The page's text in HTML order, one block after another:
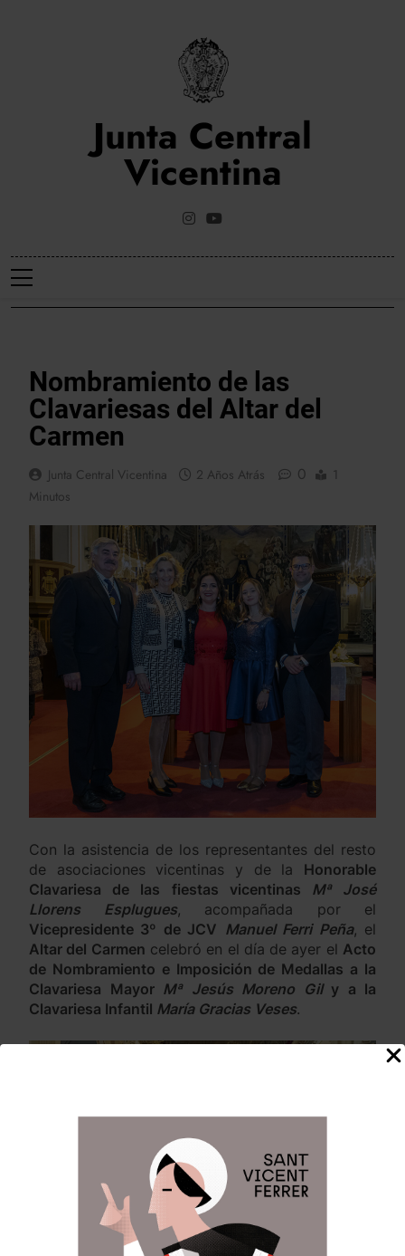
Junta Central
Vicentina
Web Oficial De La Junta Central Vicentina De Valencia
Nombramiento de las
Clavariesas del Altar del
Carmen
Junta Central Vicentina 2 Años Atrás 0
1
Minutos
Con la asistencia de los representantes del resto
de asociaciones vicentinas y de la Honorable
Clavariesa de las fiestas vicentinas Mª José
Llorens Esplugues, acompañada por el
Vicepresidente 3º de JCV Manuel Ferri Peña, el
Altar del Carmen celebró en el día de ayer el Acto
de Nombramiento e Imposición de Medallas a la
Clavariesa Mayor Mª Jesús Moreno Gily a la
Clavariesa Infantil María Gracias Veses.